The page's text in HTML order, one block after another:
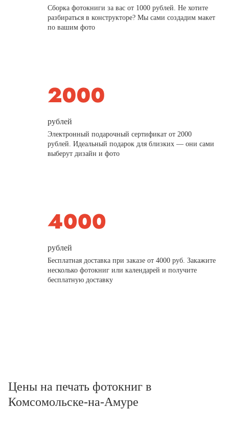
Сборка фотокниги за вас от 1000 рублей. Не хотите
разбираться в конструкторе? Мы сами создадим макет
по вашим фото
рублей
Электронный подарочный сертификат от 2000
рублей. Идеальный подарок для близких — они сами
выберут дизайн и фото
рублей
Бесплатная доставка при заказе от 4000 руб. Закажите
несколько фотокниг или календарей и получите
бесплатную доставку
Цены на печать фотокниг в
Комсомольске-на-Амуре